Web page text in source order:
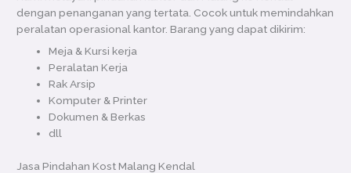
dengan penanganan yang tertata. Cocok untuk memindahkan
peralatan operasional kantor. Barang yang dapat dikirim:
Meja & Kursi kerja
Peralatan Kerja
Rak Arsip
Komputer & Printer
Dokumen & Berkas
dll
Jasa Pindahan Kost Malang Kendal